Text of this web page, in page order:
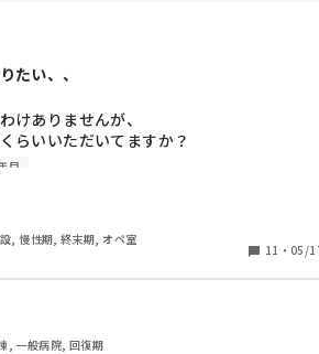
たい、、
けありませんが、
らいいただいてますか？
るそうです
目
, 慢性期, 終末期, オペ室
11 ・ 05/
, 一般病院, 回復期